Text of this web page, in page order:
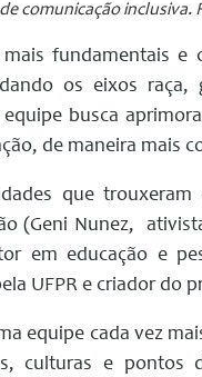
comunicação inclusiva.
fundamentais e
os eixos raça,
equipe busca
de maneira mais
que
(Geni Nunez,
em educação e
UFPR e criador do
equipe cada vez
culturas e